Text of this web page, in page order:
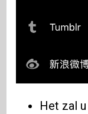
Het zal